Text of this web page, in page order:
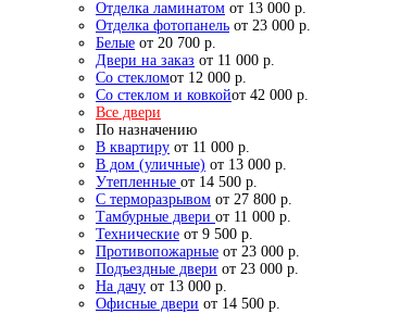
Отделка ламинатом от 13 000 р.
Отделка фотопанель от 23 000 р.
Белые от 20 700 р.
Двери на заказ от 11 000 р.
Со стекломот 12 000 р.
Со стеклом и ковкойот 42 000 р.
Все двери
По назначению
В квартиру от 11 000 р.
В дом (уличные) от 13 000 р.
Утепленные от 14 500 р.
С терморазрывом от 27 800 р.
Тамбурные двери от 11 000 р.
Технические от 9 500 р.
Противопожарные от 23 000 р.
Подъездные двери от 23 000 р.
На дачу от 13 000 р.
Офисные двери от 14 500 р.